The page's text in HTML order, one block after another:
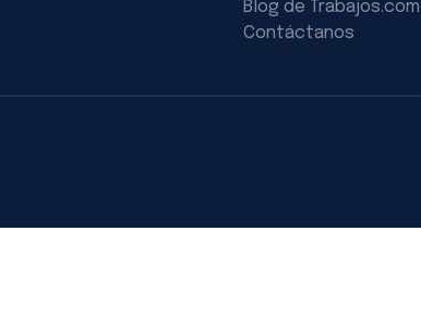
Blog de Trabajos.com
Contáctanos